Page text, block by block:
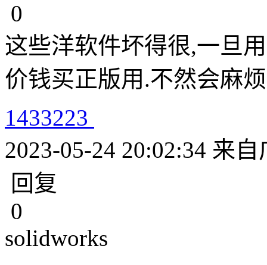
0
这些洋软件坏得很,一旦
价钱买正版用.不然会麻
1433223
2023-05-24 20:02:34 来自
回复
0
solidworks